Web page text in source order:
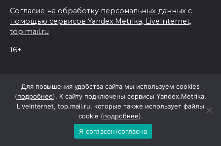
Согласие на обработку персональных данных с
помощью сервисов Yandex.Metrika, LiveInternet,
top.mail.ru
16+
При поддержке Правительства Ростовской области
Для повышения удобства сайта мы используем cookies
(подробнее). К сайту подключены сервисы Yandex.Metrika,
LiveInternet, top.mail.ru, которые также использует файлы
cookie (подробнее).
Я согласен/согласна